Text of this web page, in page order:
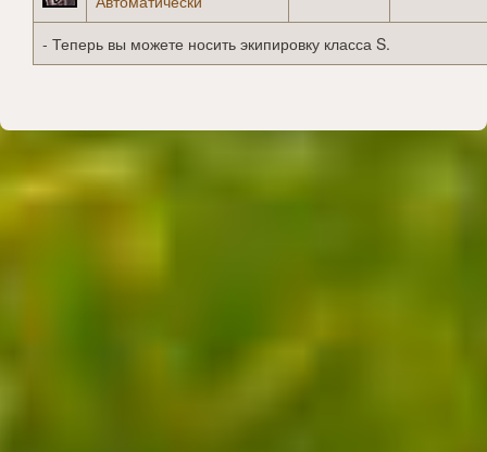
- Теперь вы можете носить экипировку класса S.